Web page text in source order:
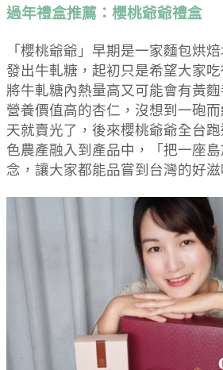
過年禮盒推薦：櫻桃爺爺禮盒
「櫻桃爺爺」早期是一家麵包烘
發出牛軋糖，起初只是希望大家
將牛軋糖內熱量高又可能會有黃
營養價值高的杏仁，沒想到一砲
天就賣光了，後來櫻桃爺爺全台
色農產融入到產品中，「把一座
念，讓大家都能品嘗到台灣的好滋